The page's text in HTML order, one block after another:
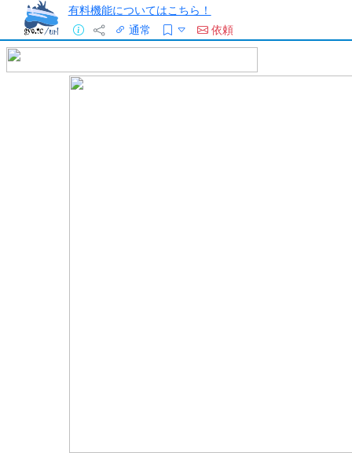
有料機能についてはこちら！
通常
依頼